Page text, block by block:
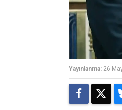
Yayınlanma: 26